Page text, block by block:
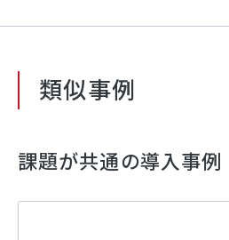
類似事例
課題が共通の導入事例